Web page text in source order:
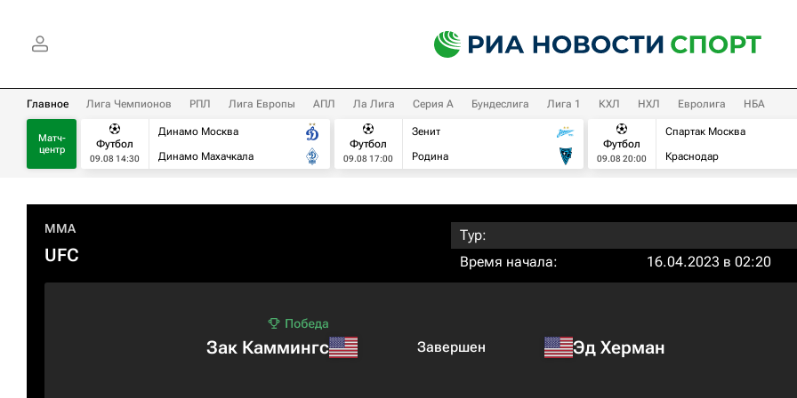
Главное Лига Чемпионов РПЛ Лига Европы АПЛ Ла Лига Серия А Бундеслига Лига 1 КХЛ НХЛ Евролига НБА
Матч-
центр
Футбол
09.08 14:30
Динамо Москва
Динамо Махачкала
Футбол
09.08 17:00
Зенит
Родина
Футбол
09.08 20:00
Спартак Москва
Краснодар
MMA
UFC
Тур:
Время начала:
16.04.2023 в 02:20
Зак Каммингс Завершен Эд Херман